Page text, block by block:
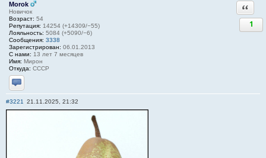
Morok
Новичок
Возраст: 54
Репутация: 14254 (+14309/−55)
Лояльность: 5084 (+5090/−6)
Сообщения: 3338
Зарегистрирован: 06.01.2013
С нами: 13 лет 7 месяцев
Имя: Мирон
Откуда: СССР
Отправить личное сообщение
1
#3221 21.11.2025, 21:32